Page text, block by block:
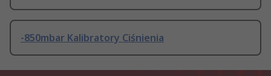
-850mbar Kalibratory Ciśnienia